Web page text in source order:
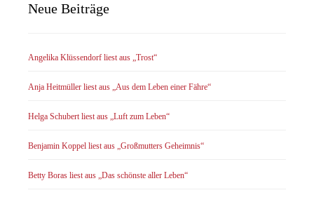
Neue Beiträge
Angelika Klüssendorf liest aus „Trost“
Anja Heitmüller liest aus „Aus dem Leben einer Fähre“
Helga Schubert liest aus „Luft zum Leben“
Benjamin Koppel liest aus „Großmutters Geheimnis“
Betty Boras liest aus „Das schönste aller Leben“